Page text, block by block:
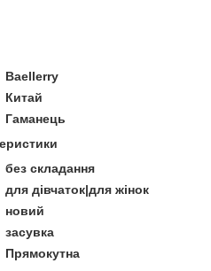
Baellerry
Китай
Гаманець
без складання
для дівчаток|для жінок
новий
засувка
Прямокутна